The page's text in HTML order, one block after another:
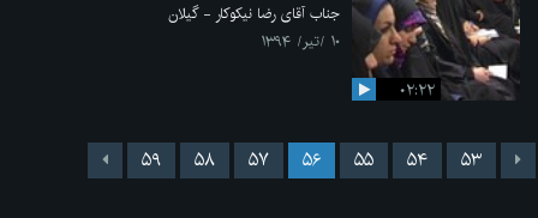
۰۲:۲۲
جناب آقای رضا نیکوکار - گیلان
۱۰ /تیر/ ۱۳۹۴
۵۳ ۵۴ ۵۵ ۵۶ ۵۷ ۵۸ ۵۹